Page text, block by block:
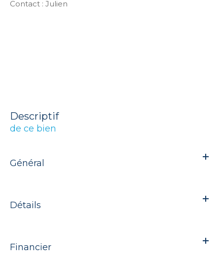
Contact : Julien
descriptif
de ce bien
Général
Détails
Financier